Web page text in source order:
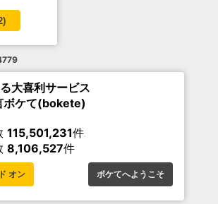
)
大喜利サービス
ボケて(bokete)
115,501,231件
8,106,527件
オン ボケてへようこそ